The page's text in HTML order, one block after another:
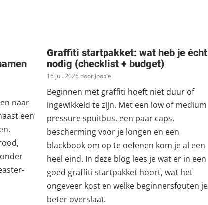
naar
een
Graffiti startpakket: wat heb je écht
nodig (checklist + budget)
16 jul. 2026 door Joopie
Beginnen met graffiti hoeft niet duur of
ingewikkeld te zijn. Met een low of medium
pressure spuitbus, een paar caps,
bescherming voor je longen en een
blackbook om op te oefenen kom je al een
heel eind. In deze blog lees je wat er in een
goed graffiti startpakket hoort, wat het
ongeveer kost en welke beginnersfouten je
beter overslaat.